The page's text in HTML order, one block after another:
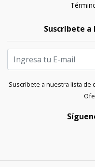
Suscríbete
Suscríbete a nuestra lista de